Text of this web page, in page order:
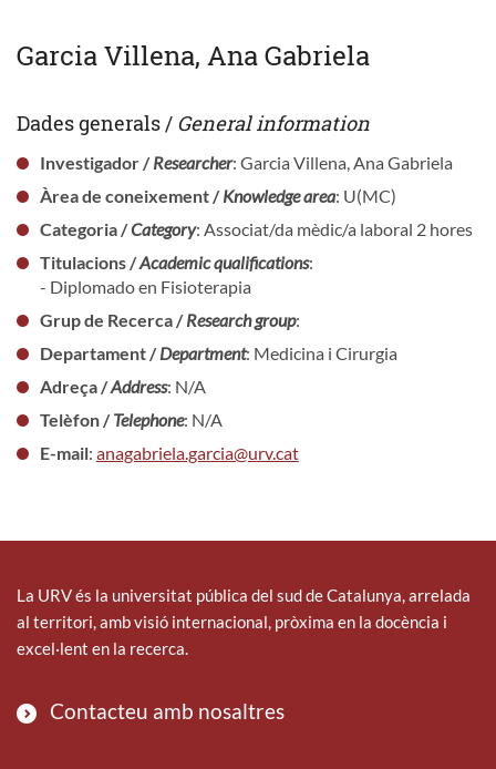
Garcia Villena, Ana Gabriela
Dades generals / General information
Investigador /Researcher: Garcia Villena, Ana Gabriela
Àrea de coneixement /Knowledge area: U(MC)
Categoria /Category: Associat/da mèdic/a laboral 2 hores
Titulacions /Academic qualifications:
- Diplomado en Fisioterapia
Grup de Recerca /Research group:
Departament /Department: Medicina i Cirurgia
Adreça /Address: N/A
Telèfon /Telephone: N/A
E-mail: anagabriela.garcia@urv.cat
La URV és la universitat pública del sud de Catalunya, arrelada
al territori, amb visió internacional, pròxima en la docència i
excel·lent en la recerca.
Contacteu amb nosaltres